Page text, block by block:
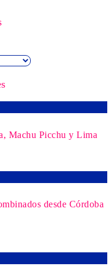
Machu Picchu y Lima
desde Córdoba